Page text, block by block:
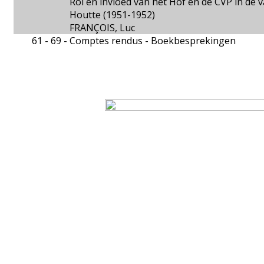
Houtte (1951-1952)
FRANÇOIS, Luc
61 - 69 - Comptes rendus - Boekbesprekingen